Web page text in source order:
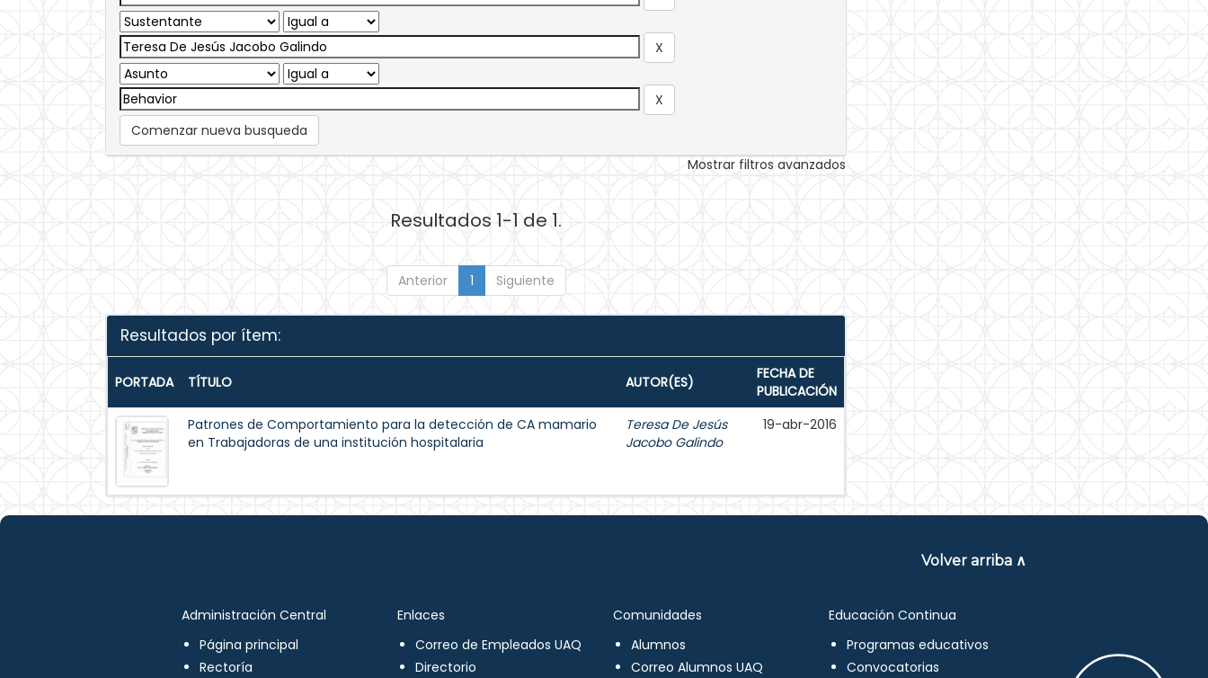
Comenzar nueva busqueda
Mostrar filtros avanzados
Resultados 1-1 de 1.
Anterior 1 Siguiente
Resultados por ítem:
PORTADA TÍTULO AUTOR(ES)
FECHA DE
PUBLICACIÓN
Patrones de Comportamiento para la detección de CA mamario
en Trabajadoras de una institución hospitalaria
Teresa De Jesús
Jacobo Galindo
19-abr-2016
Volver arriba ∧
Administración Central
Página principal
Rectoría
Enlaces
Correo de Empleados UAQ
Directorio
Comunidades
Alumnos
Correo Alumnos UAQ
Educación Continua
Programas educativos
Convocatorias